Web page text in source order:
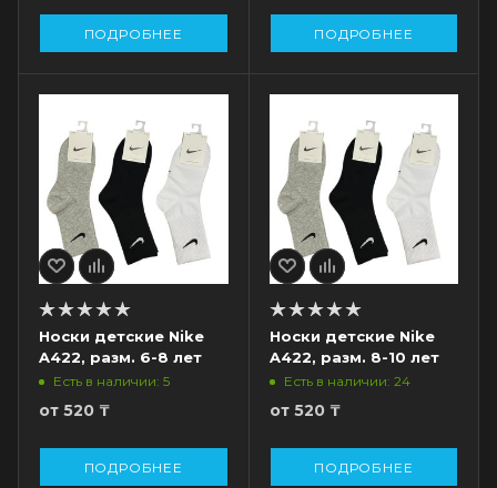
ПОДРОБНЕЕ ПОДРОБНЕЕ
Носки детские Nike
A422, разм. 6-8 лет
Есть в наличии: 5
от 520 ₸
ПОДРОБНЕЕ
Носки детские Nike
A422, разм. 8-10 лет
Есть в наличии: 24
от 520 ₸
ПОДРОБНЕЕ